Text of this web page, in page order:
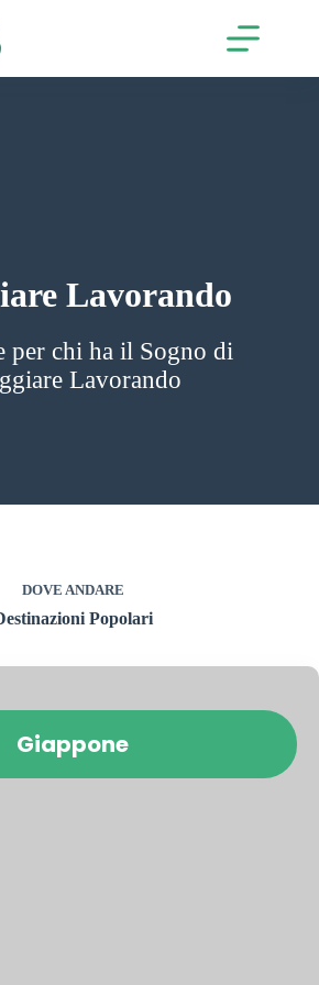
Lavorando
per chi ha il Sogno di
Lavorando
DOVE ANDARE
Popolari
Giappone